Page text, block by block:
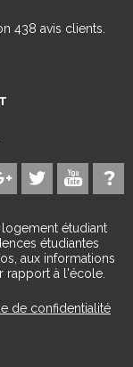
438 avis clients.
logement étudiant
étudiantes
aux informations
rapport à l'école.
de confidentialité